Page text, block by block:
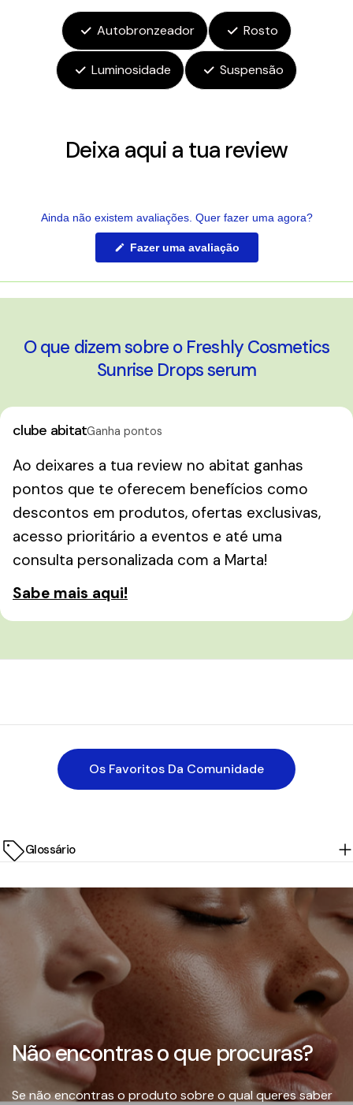
Autobronzeador Rosto
Luminosidade Suspensão
Deixa aqui a tua review
Ainda não existem avaliações. Quer fazer uma agora?
Fazer uma avaliação(Abre
numa
janela)
O que dizem sobre o Freshly Cosmetics
Sunrise Drops serum
clube abitatGanha pontos
Ao deixares a tua review no abitat ganhas
pontos que te oferecem benefícios como
descontos em produtos, ofertas exclusivas,
acesso prioritário a eventos e até uma
consulta personalizada com a Marta!
Sabe mais aqui!
Os Favoritos Da Comunidade
Glossário
Não encontras o que procuras?
Se não encontras o produto sobre o qual queres saber